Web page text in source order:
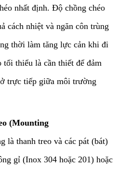
nhất định. Độ chồng chéo
cách nhiệt và ngăn côn trùng
thời làm tăng lực cản khi đi
tối thiểu là cần thiết để đảm
trực tiếp giữa môi trường
(Mounting
là thanh treo và các pát (bát)
gỉ (Inox 304 hoặc 201) hoặc